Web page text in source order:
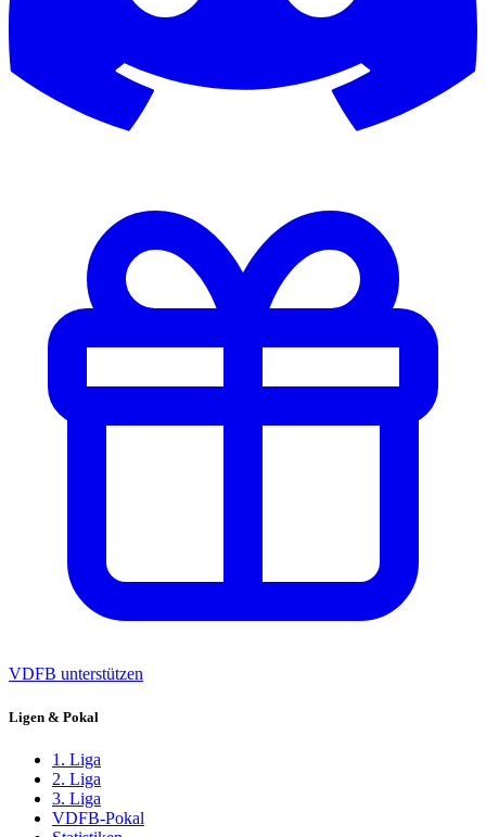
VDFB unterstützen
Ligen & Pokal
1. Liga
2. Liga
3. Liga
VDFB-Pokal